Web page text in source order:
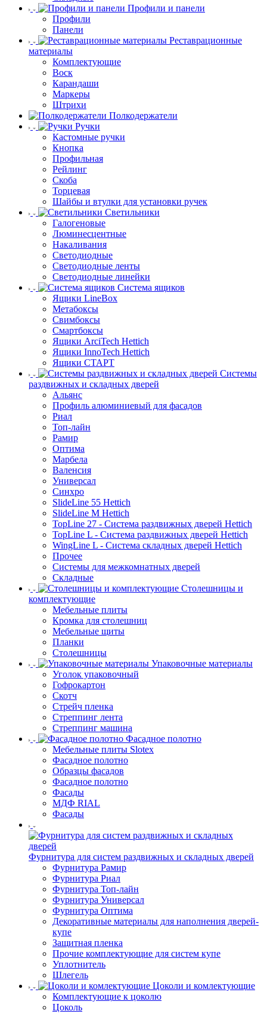
Профили и панели
Профили
Панели
Реставрационные
материалы
Комплектующие
Воск
Карандаши
Маркеры
Штрихи
Полкодержатели
Ручки
Кастомные ручки
Кнопка
Профильная
Рейлинг
Скоба
Торцевая
Шайбы и втулки для установки ручек
Светильники
Галогеновые
Люминесцентные
Накаливания
Светодиодные
Светодиодные ленты
Светодиодные линейки
Система ящиков
Ящики LineBox
Метабоксы
Свимбоксы
Смартбоксы
Ящики ArciTech Hettich
Ящики InnoTech Hettich
Ящики СТАРТ
Системы
раздвижных и складных дверей
Альянс
Профиль алюминиевый для фасадов
Риал
Топ-лайн
Рамир
Оптима
Марбела
Валенсия
Универсал
Синхро
SlideLine 55 Hettich
SlideLine M Hettich
TopLine 27 - Система раздвижных дверей Hettich
TopLine L - Система раздвижных дверей Hettich
WingLine L - Система складных дверей Hettich
Прочее
Системы для межкомнатных дверей
Складные
Столешницы и
комплектующие
Мебельные плиты
Кромка для столешниц
Мебельные щиты
Планки
Столешницы
Упаковочные материалы
Уголок упаковочный
Гофрокартон
Скотч
Стрейч пленка
Стреппинг лента
Стреппинг машина
Фасадное полотно
Мебельные плиты Slotex
Фасадное полотно
Образцы фасадов
Фасадное полотно
Фасады
МДФ RIAL
Фасады
Фурнитура для систем раздвижных и складных дверей
Фурнитура Рамир
Фурнитура Риал
Фурнитура Топ-лайн
Фурнитура Универсал
Фурнитура Оптима
Декоративные материалы для наполнения дверей-
купе
Защитная пленка
Прочие комплектующие для систем купе
Уплотнитель
Шлегель
Цоколи и комлектующие
Комплектующие к цоколю
Цоколь